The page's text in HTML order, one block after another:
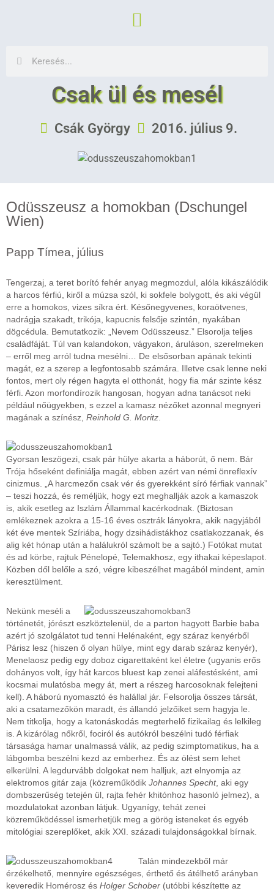
Csak ül és mesél
Csák György 2016. július 9.
Odüsszeusz a homokban (Dschungel
Wien)
Papp Tímea, július
Tengerzaj, a teret borító fehér anyag megmozdul, alóla kikászálódik
a harcos férfiú, kiről a múzsa szól, ki sokfele bolygott, és aki végül
erre a homokos, vizes síkra ért. Későnegyvenes, koraötvenes,
nadrágja szakadt, trikója, kapucnis felsője szintén, nyakában
dögcédula. Bemutatkozik: „Nevem Odüsszeusz.” Elsorolja teljes
családfáját. Túl van kalandokon, vágyakon, áruláson, szerelmeken
– erről meg arról tudna mesélni… De elsősorban apának tekinti
magát, ez a szerep a legfontosabb számára. Illetve csak lenne neki
fontos, mert oly régen hagyta el otthonát, hogy fia már szinte kész
férfi. Azon morfondírozik hangosan, hogyan adna tanácsot neki
például nőügyekben, s ezzel a kamasz nézőket azonnal megnyeri
magának a színész, Reinhold G. Moritz
Gyorsan leszögezi, csak pár hülye akarta a háborút, ő nem. Bár
Trója hőseként definiálja magát, ebben azért van némi önreflexív
cinizmus. „A harcmezőn csak vér és gyerekként síró férfiak vannak”
– teszi hozzá, és reméljük, hogy ezt meghallják azok a kamaszok
is, akik esetleg az Iszlám Állammal kacérkodnak. (Biztosan
emlékeznek azokra a 15-16 éves osztrák lányokra, akik nagyjából
két éve mentek Szíriába, hogy dzsihádistákhoz csatlakozzanak, és
alig két hónap után a halálukról számolt be a sajtó.) Fotókat mutat
és ad körbe, rajtuk Pénelopé, Telemakhosz, egy ithakai képeslapot.
Közben dől belőle a szó, végre kibeszélhet magából mindent, amin
keresztülment.
Nekünk meséli a
történetét, jórészt eszköztelenül, de a parton hagyott Barbie baba
azért jó szolgálatot tud tenni Helénaként, egy száraz kenyérből
Párisz lesz (hiszen ő olyan hülye, mint egy darab száraz kenyér),
Menelaosz pedig egy doboz cigarettaként kel életre (ugyanis erős
dohányos volt, így hát karcos bluest kap zenei aláfestésként, ami
kocsmai mulatósba megy át, mert a részeg harcosoknak felejteni
kell). A háború nyomasztó és halállal jár. Felsorolja összes társát,
aki a csatamezőkön maradt, és állandó jelzőiket sem hagyja le.
Nem titkolja, hogy a katonáskodás megterhelő fizikailag és lelkileg
is. A kizárólag nőkről, fociról és autókról beszélni tudó férfiak
társasága hamar unalmassá válik, az pedig szimptomatikus, ha a
lábgomba beszélni kezd az emberhez. És az ölést sem lehet
elkerülni. A legdurvább dolgokat nem halljuk, azt elnyomja az
elektromos gitár zaja (közreműködik Johannes Specht, aki egy
dombszerűség tetején ül, rajta fehér khitónhoz hasonló jelmez), a
mozdulatokat azonban látjuk. Ugyanígy, tehát zenei
közreműködéssel ismerhetjük meg a görög isteneket és egyéb
mitológiai szereplőket, akik XXI. századi tulajdonságokkal bírnak.
Talán mindezekből már
érzékelhető, mennyire egészséges, érthető és átélhető arányban
keveredik Homérosz és Holger Schober (utóbbi készítette az